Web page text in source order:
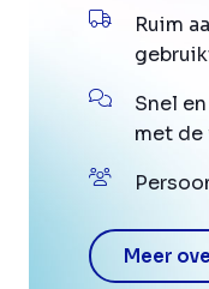
Ruim
Snel
met de
Meer